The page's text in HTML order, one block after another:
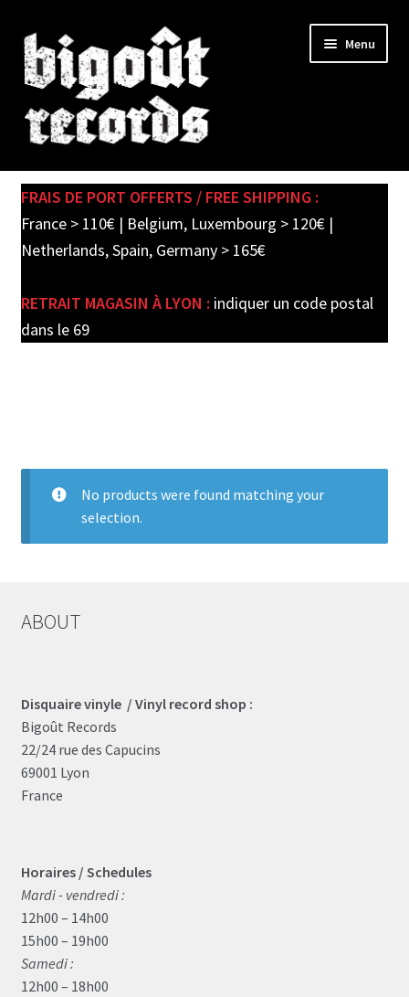
Skip
to
navigation
Skip
to
content
Menu
SHOP
child
PRE-ORDERS
FRAIS DE PORT OFFERTS / FREE SHIPPING :
France > 110€ | Belgium, Luxembourg > 120€ |
Netherlands, Spain, Germany > 165€
RETRAIT MAGASIN À LYON : indiquer un code postal
dans le 69
No products were found matching your
selection.
ABOUT
Disquaire vinyle / Vinyl record shop :
Bigoût Records
22/24 rue des Capucins
69001 Lyon
France
Horaires / Schedules
Mardi - vendredi :
12h00 – 14h00
15h00 – 19h00
Samedi :
12h00 – 18h00